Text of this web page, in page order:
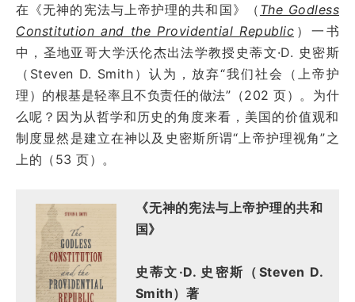
在《无神的宪法与上帝护理的共和国》（ The Godless
Constitution and the Providential Republic ）一书
中，圣地亚哥大学沃伦杰出法学教授史蒂文·D. 史密斯
（Steven D. Smith）认为，放弃“我们社会（上帝护
理）的根基是轻率且不负责任的做法”（202 页）。为什
么呢？因为从哲学和历史的角度来看，美国的价值观和
制度显然是建立在神以及史密斯所谓“上帝护理视角”之
上的（53 页）。
《无神的宪法与上帝护理的共和
国》
史蒂文·D. 史密斯（Steven D.
Smith）著